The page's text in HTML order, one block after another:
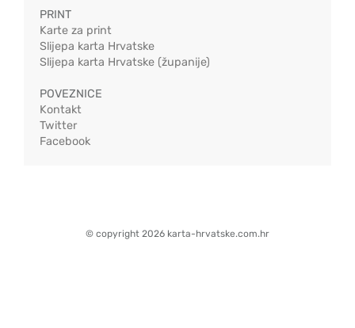
PRINT
Karte za print
Slijepa karta Hrvatske
Slijepa karta Hrvatske (županije)
POVEZNICE
Kontakt
Twitter
Facebook
© copyright 2026 karta-hrvatske.com.hr